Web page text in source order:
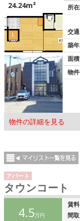
24.24m²
物件の詳細を見る
所
交通
築
面積
物
アパート
タウンコート
4.5万円
賃料
間取